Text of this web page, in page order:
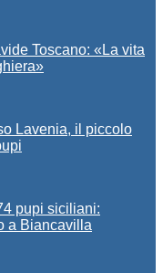
Toscano: «La vita
Lavenia, il piccolo
pupi siciliani:
a Biancavilla